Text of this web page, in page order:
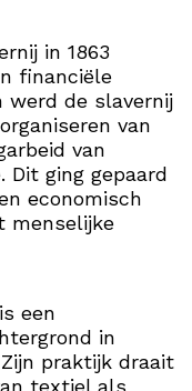
in 1863
financiële
werd de slavernij
van
van
Dit ging gepaard
economisch
menselijke
een
in
praktijk draait